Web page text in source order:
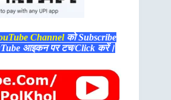
Channelको Subscribe
आइकन पर टच/Click करें।